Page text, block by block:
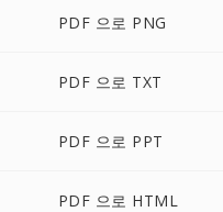
PDF 으로 PNG
PDF 으로 TXT
PDF 으로 PPT
PDF 으로 HTML